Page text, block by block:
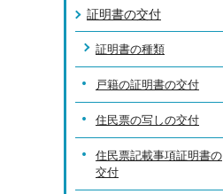
証明書の交付
証明書の種類
戸籍の証明書の交付
住民票の写しの交付
住民票記載事項証明書の
交付